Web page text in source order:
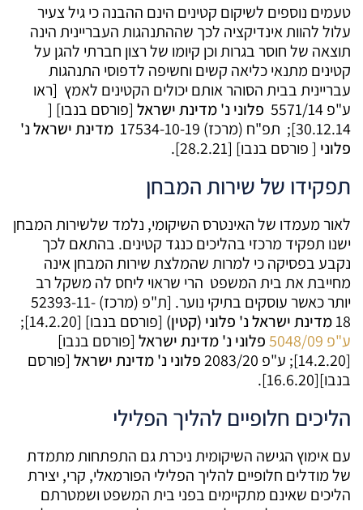
טעמים נוספים לשיקום קטינים הינם ההבנה כי גיל צעיר
עלול להוות אינדיקציה לכך שההתנהגות העבריינית הינה
תוצאה של חוסר בגרות וכן קיומו של רצון חברתי להגן על
קטינים מתנאי כליאה קשים וחשיפה לדפוסי התנהגות
עבריינית בבית הסוהר אותם יכולים הקטינים לאמץ [ראו
ע"פ 5571/14 ‏
פלוני נ' מדינת ישראל [פורסם בנבו] [
30.12.14]; תפ"ח (מרכז) 17534-10-19‏ ‏
מדינת ישראל נ'
פלוני [ פורסם בנבו] [28.2.21].
תפקידו של שירות המבחן
לאור מעמדו של האינטרס השיקומי, נלמד שלשירות המבחן
ישנו תפקיד מרכזי בהליכים כנגד קטינים. בהתאם לכך
נקבע בפסיקה כי למרות שהמלצת שירות המבחן אינה
מחייבת את בית המשפט הרי שראוי ליחס לה משקל רב
יותר כאשר עוסקים בתיקי נוער. [ת"פ (מרכז) 52393-11-
18מדינת ישראל נ' פלוני (קטין) [פורסם בנבו] [14.2.20];
ע"פ 5048/09
פלוני נ' מדינת ישראל [פורסם בנבו]
[14.2.20]; ע"פ 2083/20
פלוני נ' מדינת ישראל [פורסם
בנבו][16.6.20].
הליכים חלופיים להליך הפלילי
עם אימוץ הגישה השיקומית ניכרת גם התפתחות מתמדת
של מודלים חלופיים להליך הפלילי הפורמאלי, קרי, יצירת
הליכים שאינם מתקיימים בפני בית המשפט ושמטרתם